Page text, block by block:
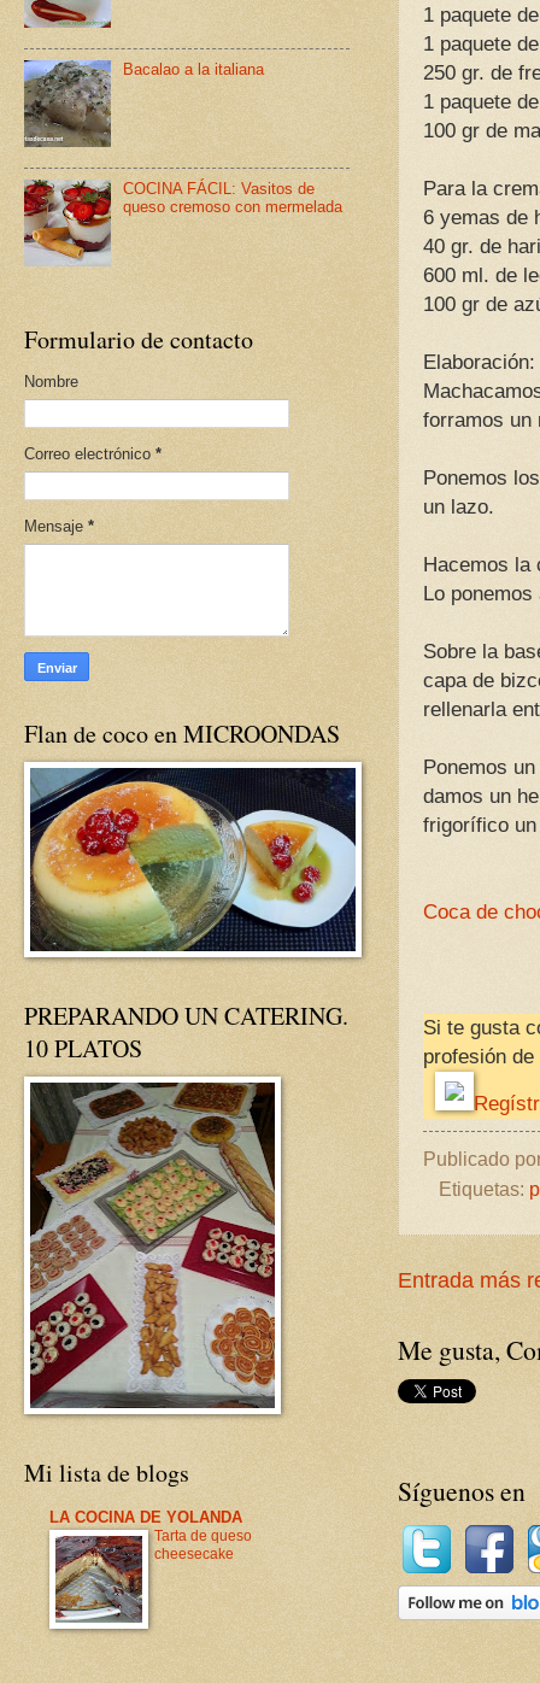
1 paquete
1 paquete
250 gr. de
1 paquete
100 gr de
Para la
6 yemas de
40 gr. de
600 ml. de
100 gr de
Elaboración:
forramos
Ponemos
un lazo.
Hacemos
Lo
Sobre la
capa de
rellenarla
Ponemos
damos un
frigorífico
Coca de
Si te gusta
profesión
Publicado
Etiquetas:
Entrada más
Me gusta,
Síguenos en
Bacalao a la italiana
COCINA FÁCIL: Vasitos de
queso cremoso con mermelada
Formulario de contacto
Nombre
Correo electrónico *
Mensaje *
Flan de coco en MICROONDAS
PREPARANDO UN CATERING.
10 PLATOS
Mi lista de blogs
LA COCINA DE YOLANDA
Tarta de queso
cheesecake